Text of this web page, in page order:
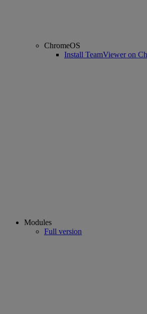
ChromeOS
Install TeamViewer on
Modules
Full version